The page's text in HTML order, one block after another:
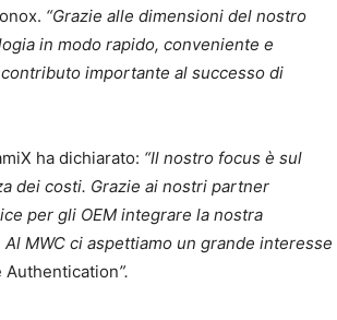
“Grazie alle dimensioni del nostro
in modo rapido, conveniente e
importante al successo di
ha dichiarato: “Il nostro focus è sul
dei costi. Grazie ai nostri partner
per gli OEM integrare la nostra
MWC ci aspettiamo un grande interesse
Authentication”.